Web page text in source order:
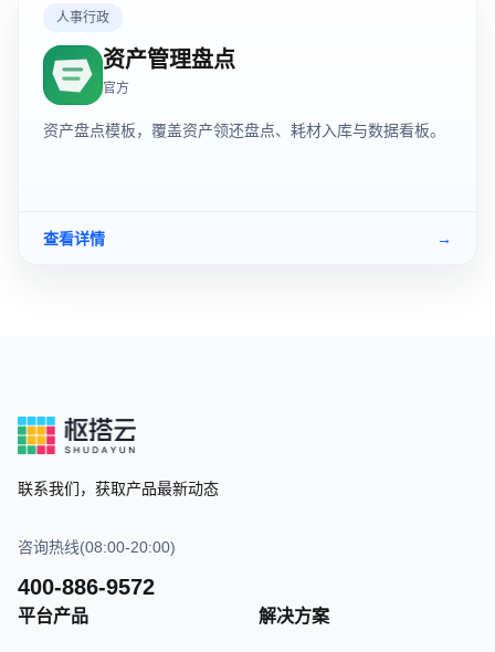
人事行政
资产管理盘点
官方
资产盘点模板，覆盖资产领还盘点、耗材入库与数据看板。
查看详情 →
联系我们，获取产品最新动态
咨询热线(08:00-20:00)
400-886-9572
平台产品 解决方案